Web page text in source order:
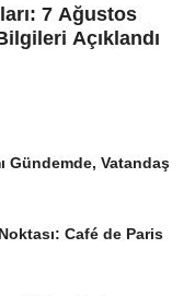
7 Ağustos
Açıklandı
Gündemde, Vatandaş
Café de Paris